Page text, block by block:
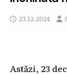
23.12.2024
Astăzi, 23